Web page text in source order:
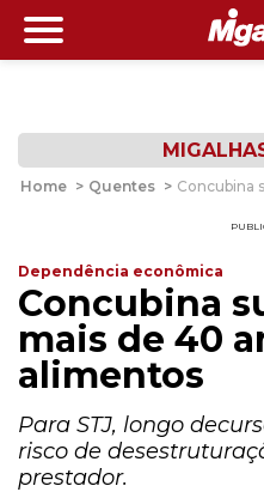
Home > Quentes > Concubina
Dependência econômica
Concubina
mais de 40
alimentos
Para STJ, longo
risco de
prestador.